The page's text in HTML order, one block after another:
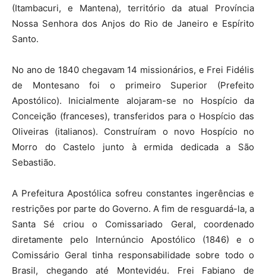
(Itambacuri, e Mantena), território da atual Província
Nossa Senhora dos Anjos do Rio de Janeiro e Espírito
Santo.
No ano de 1840 chegavam 14 missionários, e Frei Fidélis
de Montesano foi o primeiro Superior (Prefeito
Apostólico). Inicialmente alojaram-se no Hospício da
Conceição (franceses), transferidos para o Hospício das
Oliveiras (italianos). Construíram o novo Hospício no
Morro do Castelo junto à ermida dedicada a São
Sebastião.
A Prefeitura Apostólica sofreu constantes ingerências e
restrições por parte do Governo. A fim de resguardá-la, a
Santa Sé criou o Comissariado Geral, coordenado
diretamente pelo Internúncio Apostólico (1846) e o
Comissário Geral tinha responsabilidade sobre todo o
Brasil, chegando até Montevidéu. Frei Fabiano de